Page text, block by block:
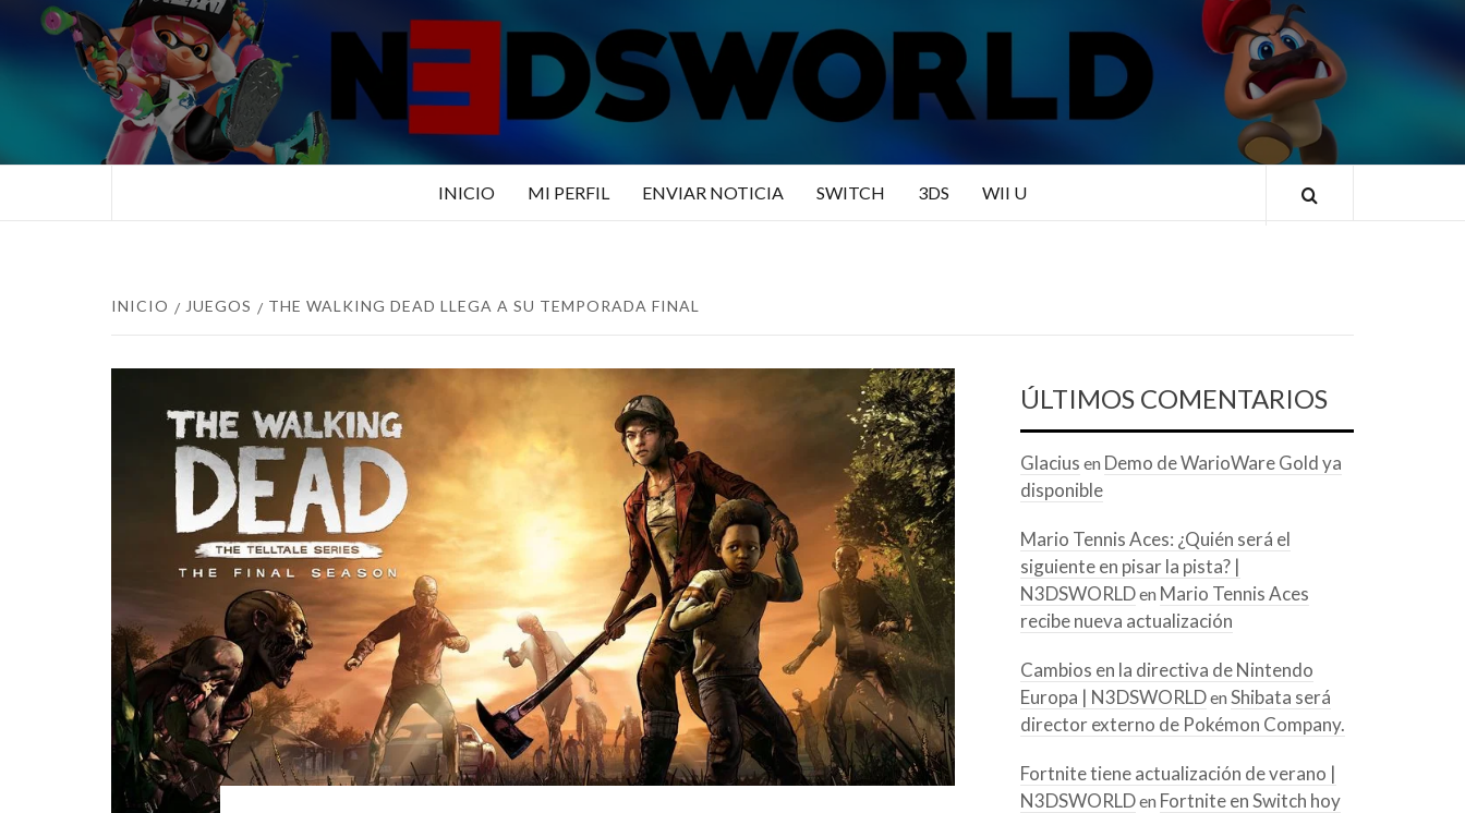
Saltar
N3DSWORLD
TUS ESPECIALISTAS EN NINTENDO
INICIO MI PERFIL ENVIAR NOTICIA SWITCH 3DS WII U
INICIO JUEGOS THE WALKING DEAD LLEGA A SU TEMPORADA FINAL
ÚLTIMOS COMENTARIOS
Glacius en Demo de WarioWare Gold ya
disponible
Mario Tennis Aces: ¿Quién será el
siguiente en pisar la pista? |
N3DSWORLDen Mario Tennis Aces
recibe nueva actualización
Cambios en la directiva de Nintendo
Europa | N3DSWORLDen Shibata será
director externo de Pokémon Company.
Fortnite tiene actualización de verano |
N3DSWORLDen Fortnite en Switch hoy